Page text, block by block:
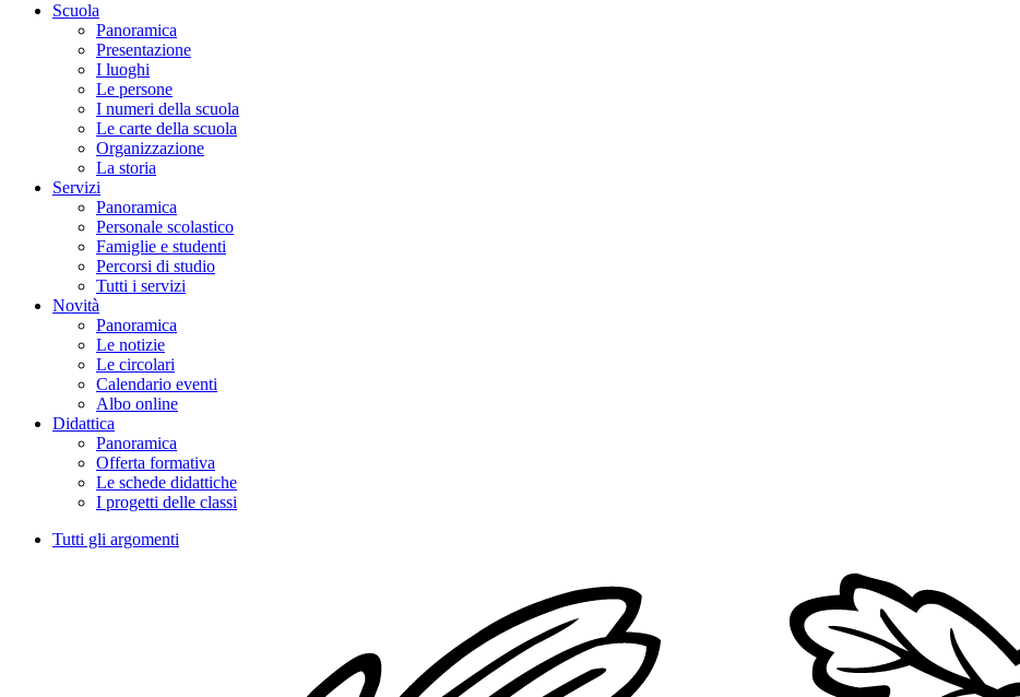
Scuola
Panoramica
Presentazione
I luoghi
Le persone
I numeri della scuola
Le carte della scuola
Organizzazione
La storia
Servizi
Panoramica
Personale scolastico
Famiglie e studenti
Percorsi di studio
Tutti i servizi
Novità
Panoramica
Le notizie
Le circolari
Calendario eventi
Albo online
Didattica
Panoramica
Offerta formativa
Le schede didattiche
I progetti delle classi
Tutti gli argomenti